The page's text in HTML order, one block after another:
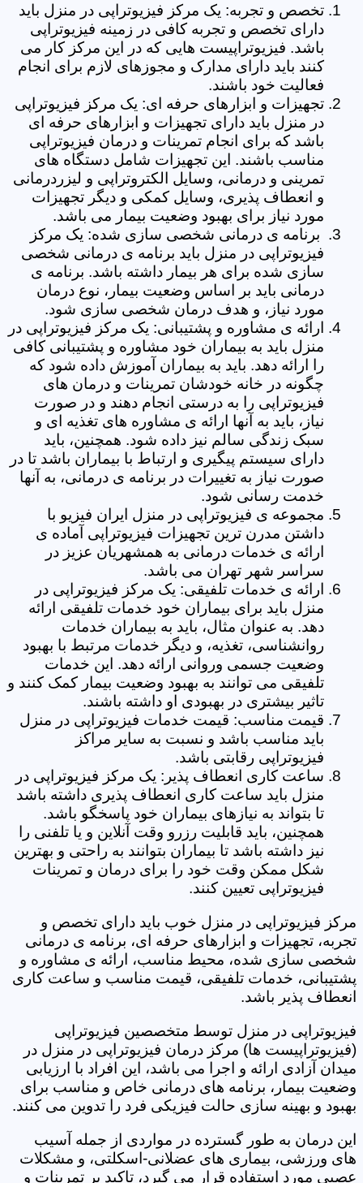
تخصص و تجربه: یک مرکز فیزیوتراپی در منزل باید
دارای تخصص و تجربه کافی در زمینه فیزیوتراپی
باشد. فیزیوتراپیست هایی که در این مرکز کار می
کنند باید دارای مدارک و مجوزهای لازم برای انجام
فعالیت خود باشند.
تجهیزات و ابزارهای حرفه ای: یک مرکز فیزیوتراپی
در منزل باید دارای تجهیزات و ابزارهای حرفه ای
باشد که برای انجام تمرینات و درمان فیزیوتراپی
مناسب باشند. این تجهیزات شامل دستگاه های
تمرینی و درمانی، وسایل الکتروتراپی و لیزردرمانی
و انعطاف پذیری، وسایل کمکی و دیگر تجهیزات
مورد نیاز برای بهبود وضعیت بیمار می باشد.
برنامه ی درمانی شخصی سازی شده: یک مرکز
فیزیوتراپی در منزل باید برنامه ی درمانی شخصی
سازی شده برای هر بیمار داشته باشد. برنامه ی
درمانی باید بر اساس وضعیت بیمار، نوع درمان
مورد نیاز، و هدف درمان شخصی سازی شود.
ارائه ی مشاوره و پشتیبانی: یک مرکز فیزیوتراپی در
منزل باید به بیماران خود مشاوره و پشتیبانی کافی
را ارائه دهد. باید به بیماران آموزش داده شود که
چگونه در خانه خودشان تمرینات و درمان های
فیزیوتراپی را به درستی انجام دهند و در صورت
نیاز، باید به آنها ارائه ی مشاوره های تغذیه ای و
سبک زندگی سالم نیز داده شود. همچنین، باید
دارای سیستم پیگیری و ارتباط با بیماران باشد تا در
صورت نیاز به تغییرات در برنامه ی درمانی، به آنها
خدمت رسانی شود.
مجموعه ی فیزیوتراپی در منزل ایران فیزیو با
داشتن مدرن ترین تجهیزات فیزیوتراپی آماده ی
ارائه ی خدمات درمانی به همشهریان عزیز در
سراسر شهر تهران می باشد.
ارائه ی خدمات تلفیقی: یک مرکز فیزیوتراپی در
منزل باید برای بیماران خود خدمات تلفیقی ارائه
دهد. به عنوان مثال، باید به بیماران خدمات
روانشناسی، تغذیه، و دیگر خدمات مرتبط با بهبود
وضعیت جسمی وروانی ارائه دهد. این خدمات
تلفیقی می توانند به بهبود وضعیت بیمار کمک کنند و
تاثیر بیشتری در بهبودی او داشته باشند.
قیمت مناسب: قیمت خدمات فیزیوتراپی در منزل
باید مناسب باشد و نسبت به سایر مراکز
فیزیوتراپی رقابتی باشد.
ساعت کاری انعطاف پذیر: یک مرکز فیزیوتراپی در
منزل باید ساعت کاری انعطاف پذیری داشته باشد
تا بتواند به نیازهای بیماران خود پاسخگو باشد.
همچنین، باید قابلیت رزرو وقت آنلاین و یا تلفنی را
نیز داشته باشد تا بیماران بتوانند به راحتی و بهترین
شکل ممکن وقت خود را برای درمان و تمرینات
فیزیوتراپی تعیین کنند.
مرکز فیزیوتراپی در منزل خوب باید دارای تخصص و
تجربه، تجهیزات و ابزارهای حرفه ای، برنامه ی درمانی
شخصی سازی شده، محیط مناسب، ارائه ی مشاوره و
پشتیبانی، خدمات تلفیقی، قیمت مناسب و ساعت کاری
انعطاف پذیر باشد.
فیزیوتراپی در منزل توسط متخصصین فیزیوتراپی
(فیزیوتراپیست ها) مرکز درمان فیزیوتراپی در منزل در
میدان آزادی ارائه و اجرا می باشد، این افراد با ارزیابی
وضعیت بیمار، برنامه های درمانی خاص و مناسب برای
بهبود و بهینه سازی حالت فیزیکی فرد را تدوین می کنند.
این درمان به طور گسترده در مواردی از جمله آسیب
های ورزشی، بیماری های عضلانی-اسکلتی، و مشکلات
عصبی مورد استفاده قرار می گیرد، تاکید بر تمرینات و